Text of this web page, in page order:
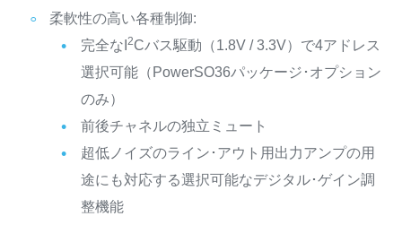
柔軟性の高い各種制御:
完全なI 2Cバス駆動（1.8V / 3.3V）で4アドレス
選択可能（PowerSO36パッケージ･オプション
のみ）
前後チャネルの独立ミュート
超低ノイズのライン･アウト用出力アンプの用
途にも対応する選択可能なデジタル･ゲイン調
整機能